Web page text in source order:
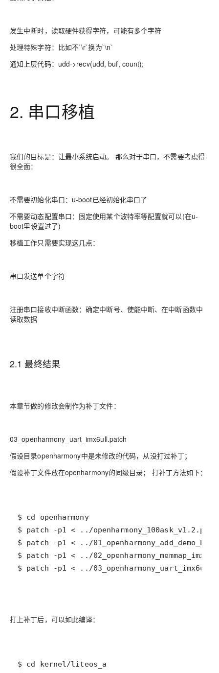
发生中断时，读取硬件获得字符，可能有多个字符
处理特殊字符：比如不`\r`换为`\n`
通知上层代码：udd->recv(udd, buf, count);
2. 串口移植
我们的目标是：让最小系统启动。 那么对于串口，不需要考虑得
很全面：
不需要初始化串口：u-boot已经初始化串口了
不需要动态配置串口：固定使用某个波特率等配置就可以(在u-
boot里设置过了)
移植工作只需要实现这几点：
串口发送单个字符
注册串口接收中断函数：确定中断号、使能中断、在中断函数中
读取数据
2.1 最终结果
本章节做的修改会制作为补丁文件：
03_openharmony_uart_imx6ull.patch
假设目录openharmony中是未修改的代码，从没打过补丁；
假设补丁文件放在openharmony的同级目录； 打补丁方法如下：
$ cd openharmony
$ patch -p1 < ../
打上补丁后，可以如此编译：